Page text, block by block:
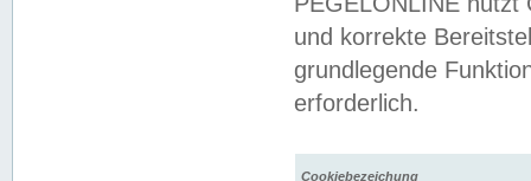
und korrekte
grundlegende
erforderlich.
Cookiebezeichung